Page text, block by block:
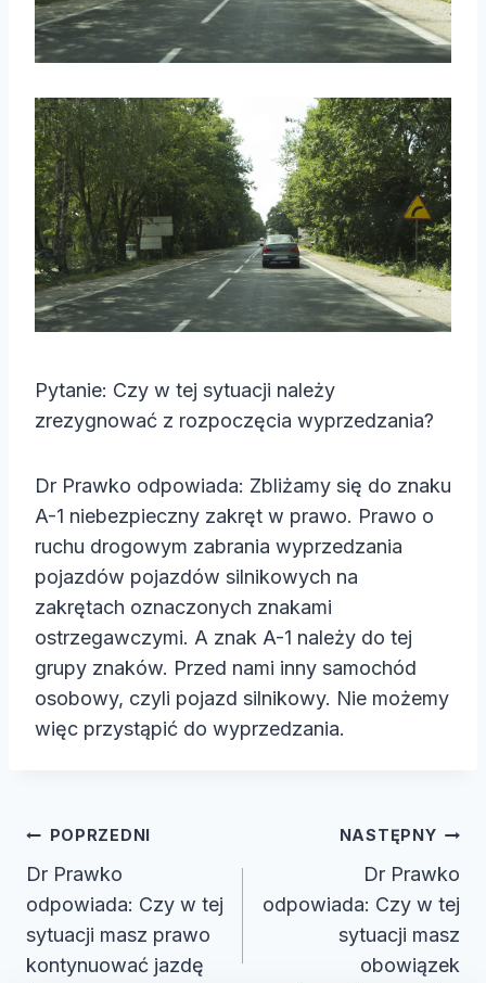
Pytanie: Czy w tej sytuacji należy
zrezygnować z rozpoczęcia wyprzedzania?
Dr Prawko odpowiada: Zbliżamy się do znaku
A-1 niebezpieczny zakręt w prawo. Prawo o
ruchu drogowym zabrania wyprzedzania
pojazdów pojazdów silnikowych na
zakrętach oznaczonych znakami
ostrzegawczymi. A znak A-1 należy do tej
grupy znaków. Przed nami inny samochód
osobowy, czyli pojazd silnikowy. Nie możemy
więc przystąpić do wyprzedzania.
Nawigacja
wpisu
POPRZEDNI
Dr Prawko
odpowiada: Czy w tej
sytuacji masz prawo
kontynuować jazdę
NASTĘPNY
Dr Prawko
odpowiada: Czy w tej
sytuacji masz
obowiązek